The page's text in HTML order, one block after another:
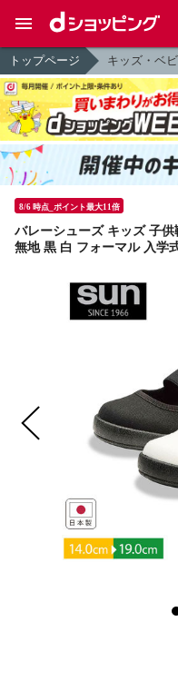
トップページ キッズ・ベ
8/6 時点_ポイント最大11倍
バレーシューズ キッズ 子
無地 黒 白 フォーマル 入学